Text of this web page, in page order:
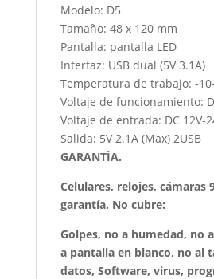
Modelo: D5
Tamaño: 48 x 120 mm
Pantalla: pantalla LED
Interfaz: USB dual (5V 3.1A)
Temperatura de trabajo: -
Voltaje de funcionamiento:
Voltaje de entrada: DC 12V-
Salida: 5V 2.1A (Max) 2USB
GARANTÍA.
Celulares, relojes, cámaras
garantía. No cubre:
Golpes, no a humedad, no
a pantalla en blanco, no al
datos, Software, virus,